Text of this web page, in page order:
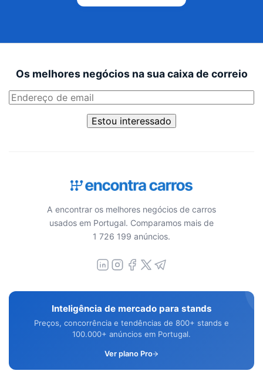
Os melhores negócios na sua caixa de correio
Estou interessado
A encontrar os melhores negócios de carros
usados em Portugal. Comparamos mais de
1 726 199 anúncios.
Inteligência de mercado para stands
Preços, concorrência e tendências de 800+ stands e
100.000+ anúncios em Portugal.
Ver plano Pro